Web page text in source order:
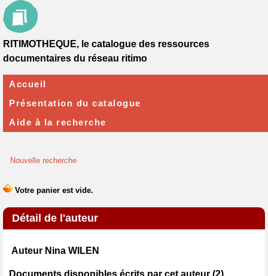
Nouvelle recherche
Détail de l'auteur
Auteur Nina WILEN
Documents disponibles écrits par cet auteur (2)
RITIMOTHEQUE, le catalogue des ressources
documentaires du réseau ritimo
Accueil
Présentation du catalogue
Aide à la recherche